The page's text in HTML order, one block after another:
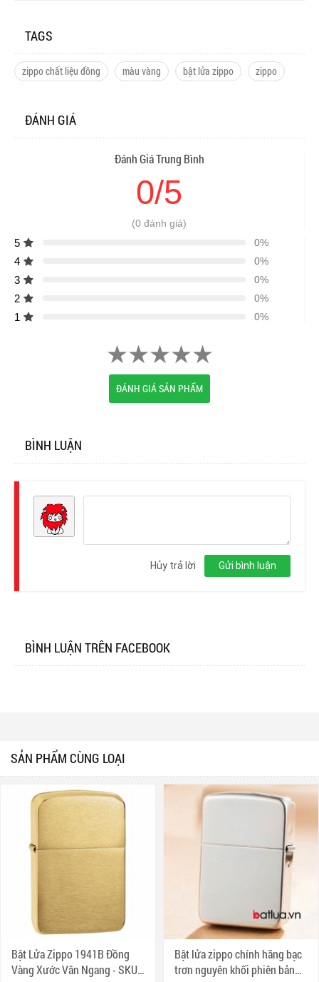
TAGS
zippo chất liệu đồng màu vàng bật lửa zippo zippo
ĐÁNH GIÁ
Đánh Giá Trung Bình
0/5
(0 đánh giá)
5 0%
4 0%
3 0%
2 0%
1 0%
ĐÁNH GIÁ SẢN PHẨM
BÌNH LUẬN
Gửi bình luận
Hủy trả lời
BÌNH LUẬN TRÊN FACEBOOK
SẢN PHẨM CÙNG LOẠI
Bật Lửa Zippo 1941B Đồng
Vàng Xước Vân Ngang - SKU
Bật lửa zippo chính hãng bạc
trơn nguyên khối phiên bản